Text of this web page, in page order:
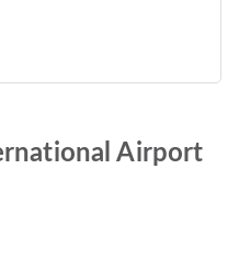
Airport